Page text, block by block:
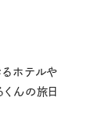
t
るホテルや
くんの旅日